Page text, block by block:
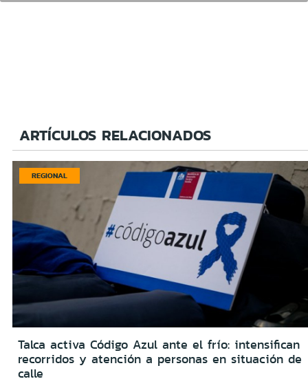
ARTÍCULOS RELACIONADOS
REGIONAL
Talca activa Código Azul ante el frío: intensifican
recorridos y atención a personas en situación de
calle